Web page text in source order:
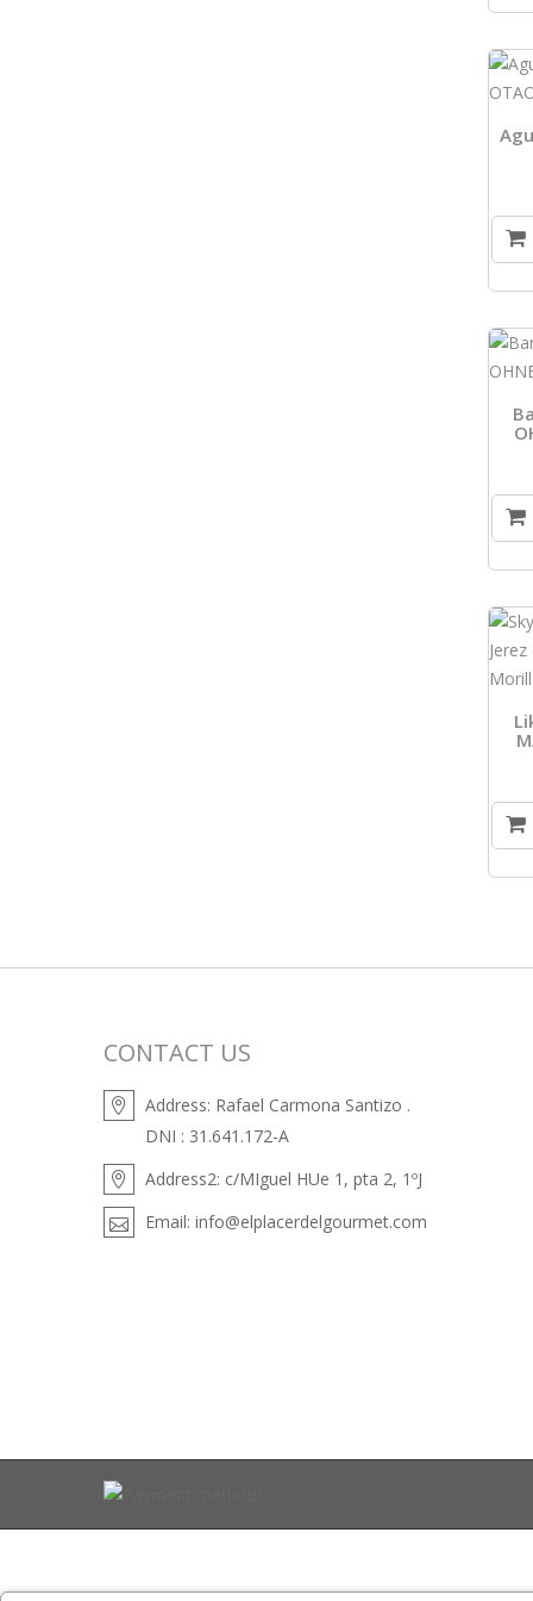
CONTACT US
Address: Rafael Carmona Santizo .
DNI : 31.641.172-A
Address2: c/MIguel HUe 1, pta 2, 1ºJ
Email: info@elplacerdelgourmet.com